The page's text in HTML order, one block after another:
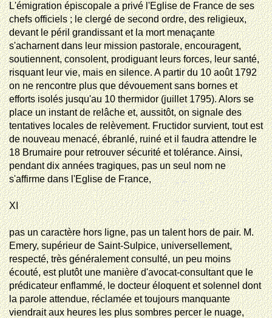
L'émigration épiscopale a privé l'Eglise de France de ses
chefs officiels ; le clergé de second ordre, des religieux,
devant le péril grandissant et la mort menaçante
s'acharnent dans leur mission pastorale, encouragent,
soutiennent, consolent, prodiguant leurs forces, leur santé,
risquant leur vie, mais en silence. A partir du 10 août 1792
on ne rencontre plus que dévouement sans bornes et
efforts isolés jusqu'au 10 thermidor (juillet 1795). Alors se
place un instant de relâche et, aussitôt, on signale des
tentatives locales de relèvement. Fructidor survient, tout est
de nouveau menacé, ébranlé, ruiné et il faudra attendre le
18 Brumaire pour retrouver sécurité et tolérance. Ainsi,
pendant dix années tragiques, pas un seul nom ne
s'affirme dans l'Eglise de France,
XI
pasun caractère hors ligne, pas un talent hors de pair. M.
Emery, supérieur de Saint-Sulpice, universellement,
respecté, très généralement consulté, un peu moins
écouté, est plutôt une manière d'avocat-consultant que le
prédicateur enflammé, le docteur éloquent et solennel dont
la parole attendue, réclamée et toujours manquante
viendrait aux heures les plus sombres percer le nuage,